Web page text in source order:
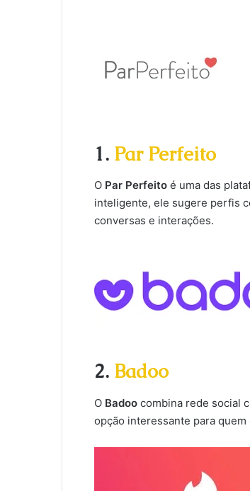
1. Par Perfeito
O Par Perfeito é uma das
inteligente, ele sugere perfis
conversas e interações.
2. Badoo
O Badoo combina rede social
opção interessante para